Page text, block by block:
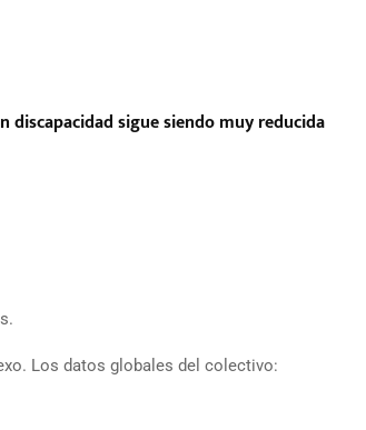
discapacidad sigue siendo muy reducida
Los datos globales del colectivo: